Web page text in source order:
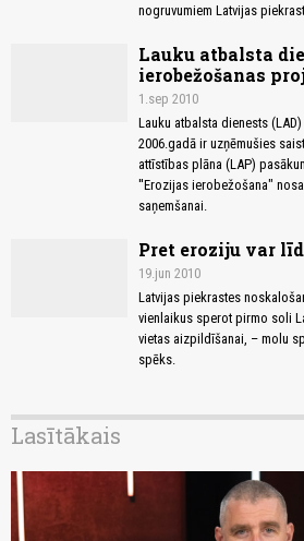
nogruvumiem Latvijas
Lauku atbalsta
ierobežošanas
1.sep 2010
Lauku atbalsta dienests
2006.gadā ir uzņēmušies
attīstības plāna (LAP)
''Erozijas ierobežošana"
saņemšanai.
Pret eroziju var
19.jun 2010
Latvijas piekrastes
vienlaikus sperot pirmo soli
vietas aizpildīšanai, – molu
spēks.
Lasītākais